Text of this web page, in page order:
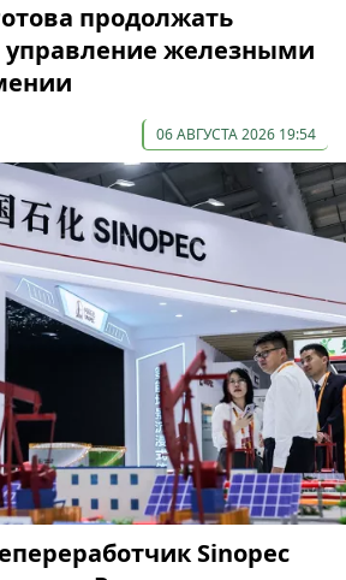
продолжать
управление железными
06 АВГУСТА 2026 19:54
Sinopec